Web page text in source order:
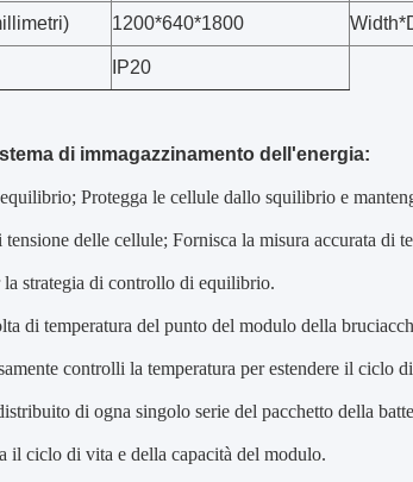
) 1200*640*1800
IP20
di immagazzinamento dell'energia:
Protegga le cellule dallo squilibrio e
delle cellule; Fornisca la misura accurata di
strategia di controllo di equilibrio.
di temperatura del punto del modulo della
controlli la temperatura per estendere il ciclo
di ogna singolo serie del pacchetto della
il ciclo di vita e della capacità del modulo.